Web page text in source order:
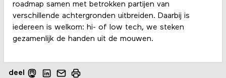
roadmap samen met betrokken partijen van
verschillende achtergronden uitbreiden. Daarbij is
iedereen is welkom: hi- of low tech, we steken
gezamenlijk de handen uit de mouwen.
deel